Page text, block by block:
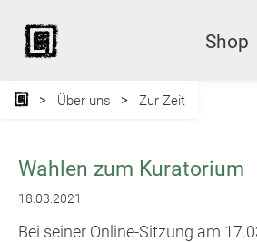
Shop
Über uns Zur Zeit
Wahlen zum Kuratorium
18.03.2021
Bei seiner Online-Sitzung am